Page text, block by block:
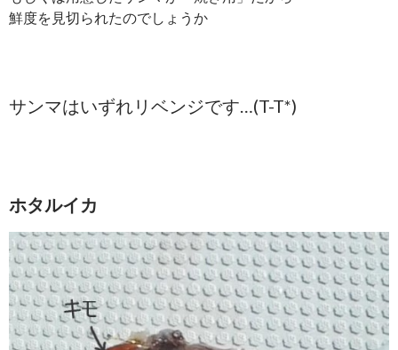
鮮度を見切られたのでしょうか
サンマはいずれリベンジです…(T-T*)
ホタルイカ